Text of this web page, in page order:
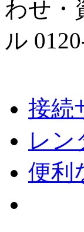
接続
レン
便利